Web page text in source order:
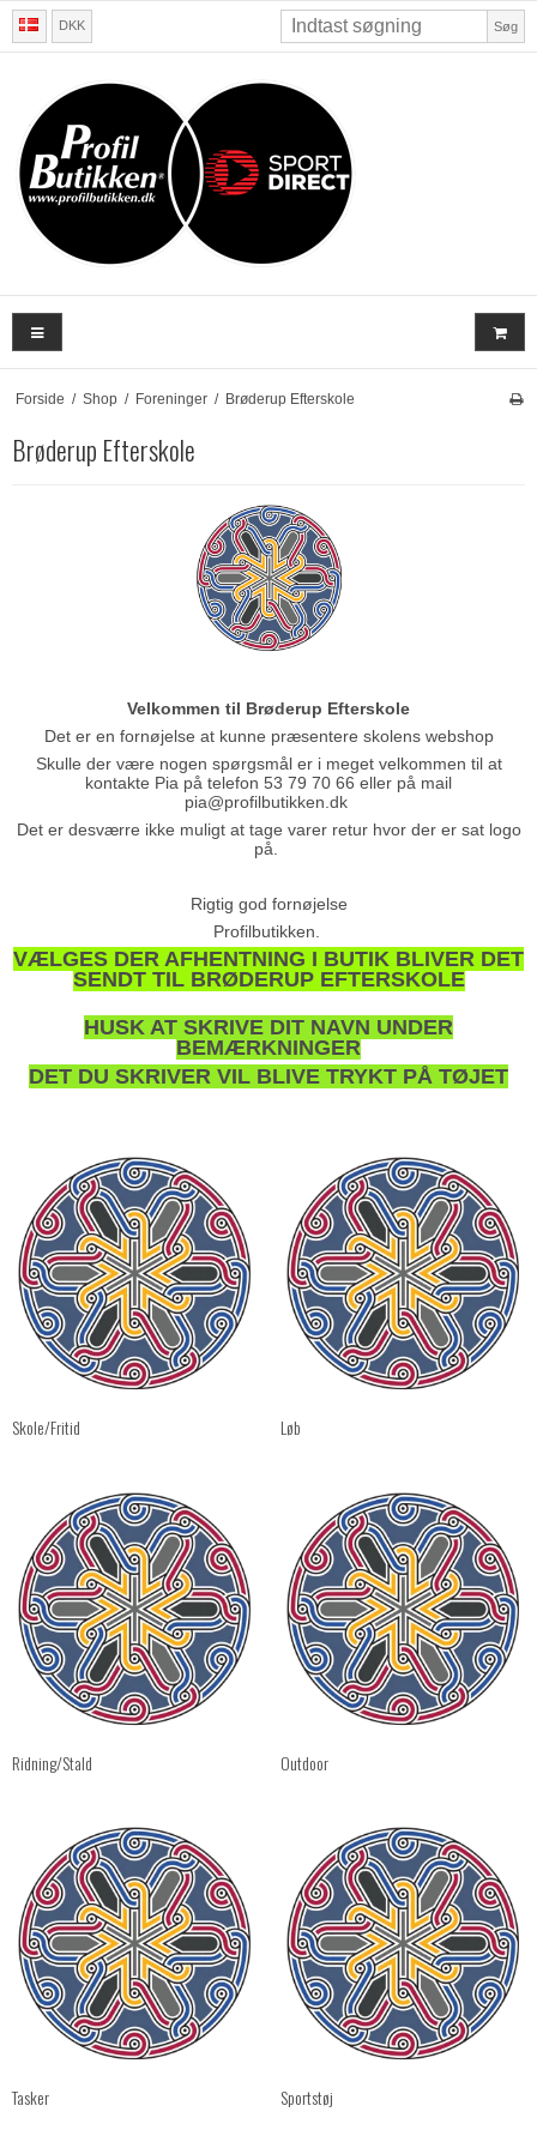
DKK Søg
Forside / Shop / Foreninger / Brøderup Efterskole
Brøderup Efterskole
Velkommen til Brøderup Efterskole
Det er en fornøjelse at kunne præsentere skolens webshop
Skulle der være nogen spørgsmål er i meget velkommen til at
kontakte Pia på telefon 53 79 70 66 eller på mail
pia@profilbutikken.dk
Det er desværre ikke muligt at tage varer retur hvor der er sat logo
på.
Rigtig god fornøjelse
Profilbutikken.
VÆLGES DER AFHENTNING I BUTIK BLIVER DET
SENDT TIL BRØDERUP EFTERSKOLE
HUSK AT SKRIVE DIT NAVN UNDER
BEMÆRKNINGER
DET DU SKRIVER VIL BLIVE TRYKT PÅ TØJET
Skole/Fritid Løb
Ridning/Stald Outdoor
Tasker Sportstøj